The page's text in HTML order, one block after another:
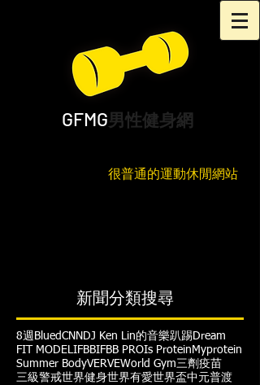
GFMG男性健身網
很普通的運動休閒網站
新聞分類搜尋
8週 BluedCNN DJ Ken Lin的音樂趴踢 Dream
FIT MODELIFBBIFBB PROIs Protein Myprotein
Summer BodyVERVEWorld Gym三劑疫苗
三級警戒世界健身世界有愛世界盃中元普渡